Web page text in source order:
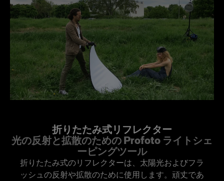
Proヘッド プラス
Pro-B ヘッド プラス
Mains-powered
D1
D2
Profoto D30
リフレクターは、非常に単純な形状でありなが
ら、優れたライトシェーピング効果を持ちます。
使いやすく、携帯性に優れ、太陽光とフラッシュ
の反射や拡散に使用できます。頑丈でありながら
折りたたみ可能なメタルフレームには、人間工学
に基づいたデザインのハンドルを2個備え、リフ
レクターをさまざまなポジションで簡単に固定す
ることが可能です。
たし、コントラストを抑えたやわらかみのある光
を作り出します。通常、フラッシュや直射日光を
和らげるために被写体の上に固定して、光源と被
写体の間に置いて使用します。
Product name:
Collapsible Reflector Translucent L
Product number
100969
Recommended for
Fill light for flash and natural light
Popular applications
On-location portrait, Wedding
Front diameter
120 cm / 47 in
折りたたみ式リフレクター
光の反射と拡散のための Profoto ライトシェ
ーピングツール
折りたたみ式のリフレクターは、太陽光およびフラ
ッシュの反射や拡散のために使用します。頑丈であ